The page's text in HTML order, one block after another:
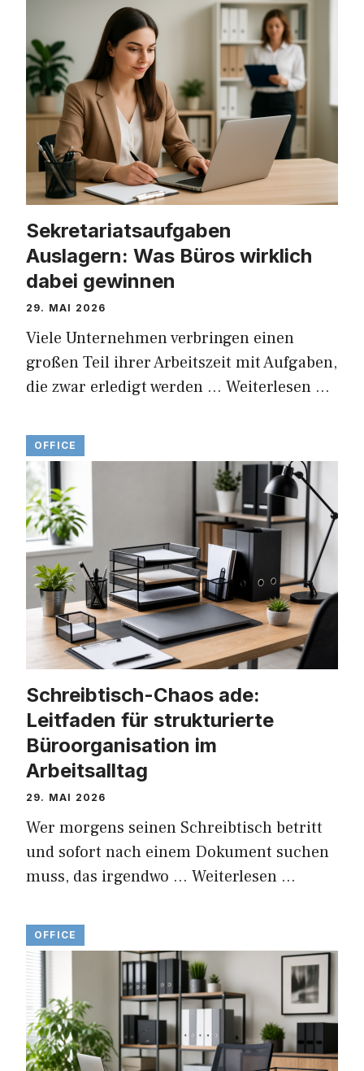
Sekretariatsaufgaben
Auslagern: Was Büros wirklich
dabei gewinnen
29. MAI 2026
Viele Unternehmen verbringen einen
großen Teil ihrer Arbeitszeit mit Aufgaben,
die zwar erledigt werden … Weiterlesen …
OFFICE
Schreibtisch-Chaos ade:
Leitfaden für strukturierte
Büroorganisation im
Arbeitsalltag
29. MAI 2026
Wer morgens seinen Schreibtisch betritt
und sofort nach einem Dokument suchen
muss, das irgendwo … Weiterlesen …
OFFICE